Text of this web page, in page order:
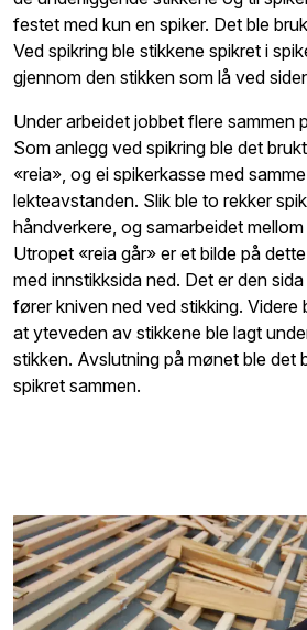
festet med kun en spiker. Det ble
Ved spikring ble stikkene spikret i
gjennom den stikken som lå ved
Under arbeidet jobbet flere sammen
Som anlegg ved spikring ble det
«reia», og ei spikerkasse med
lekteavstanden. Slik ble to rekker
håndverkere, og samarbeidet
Utropet «reia går» er et bilde på
med innstikksida ned. Det er den
fører kniven ned ved stikking. Videre
at yteveden av stikkene ble lagt
stikken. Avslutning på mønet ble det
spikret sammen.